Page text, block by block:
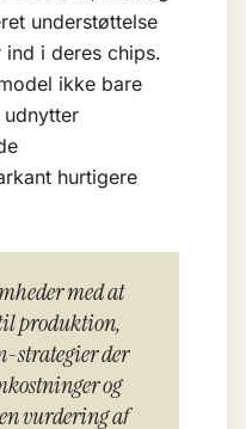
understøttelse
i deres chips.
ikke bare
hurtigere
med at
produktion,
strategier der
og
vurdering af